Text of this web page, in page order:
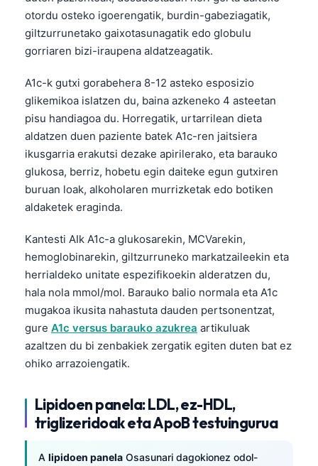
otordu osteko igoerengatik, burdin-gabeziagatik,
giltzurrunetako gaixotasunagatik edo globulu
gorriaren bizi-iraupena aldatzeagatik.
A1c-k gutxi gorabehera 8-12 asteko esposizio
glikemikoa islatzen du, baina azkeneko 4 asteetan
pisu handiagoa du. Horregatik, urtarrilean dieta
aldatzen duen paziente batek A1c-ren jaitsiera
ikusgarria erakutsi dezake apirilerako, eta barauko
glukosa, berriz, hobetu egin daiteke egun gutxiren
buruan loak, alkoholaren murrizketak edo botiken
aldaketek eraginda.
Kantesti AIk A1c-a glukosarekin, MCVarekin,
hemoglobinarekin, giltzurruneko markatzaileekin eta
herrialdeko unitate espezifikoekin alderatzen du,
hala nola mmol/mol. Barauko balio normala eta A1c
mugakoa ikusita nahastuta dauden pertsonentzat,
gure A1c versus barauko azukrea artikuluak
azaltzen du bi zenbakiek zergatik egiten duten bat ez
ohiko arrazoiengatik.
Lipidoen panela: LDL, ez-HDL,
triglizeridoak eta ApoB testuingurua
A lipidoen panela Osasunari dagokionez odol-